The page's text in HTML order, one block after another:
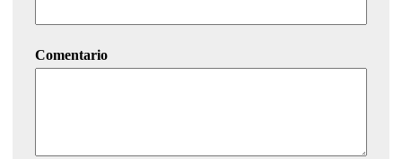
Comentario